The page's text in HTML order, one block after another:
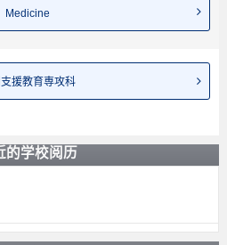
Medicine
援教育専攻科
的学校阅历